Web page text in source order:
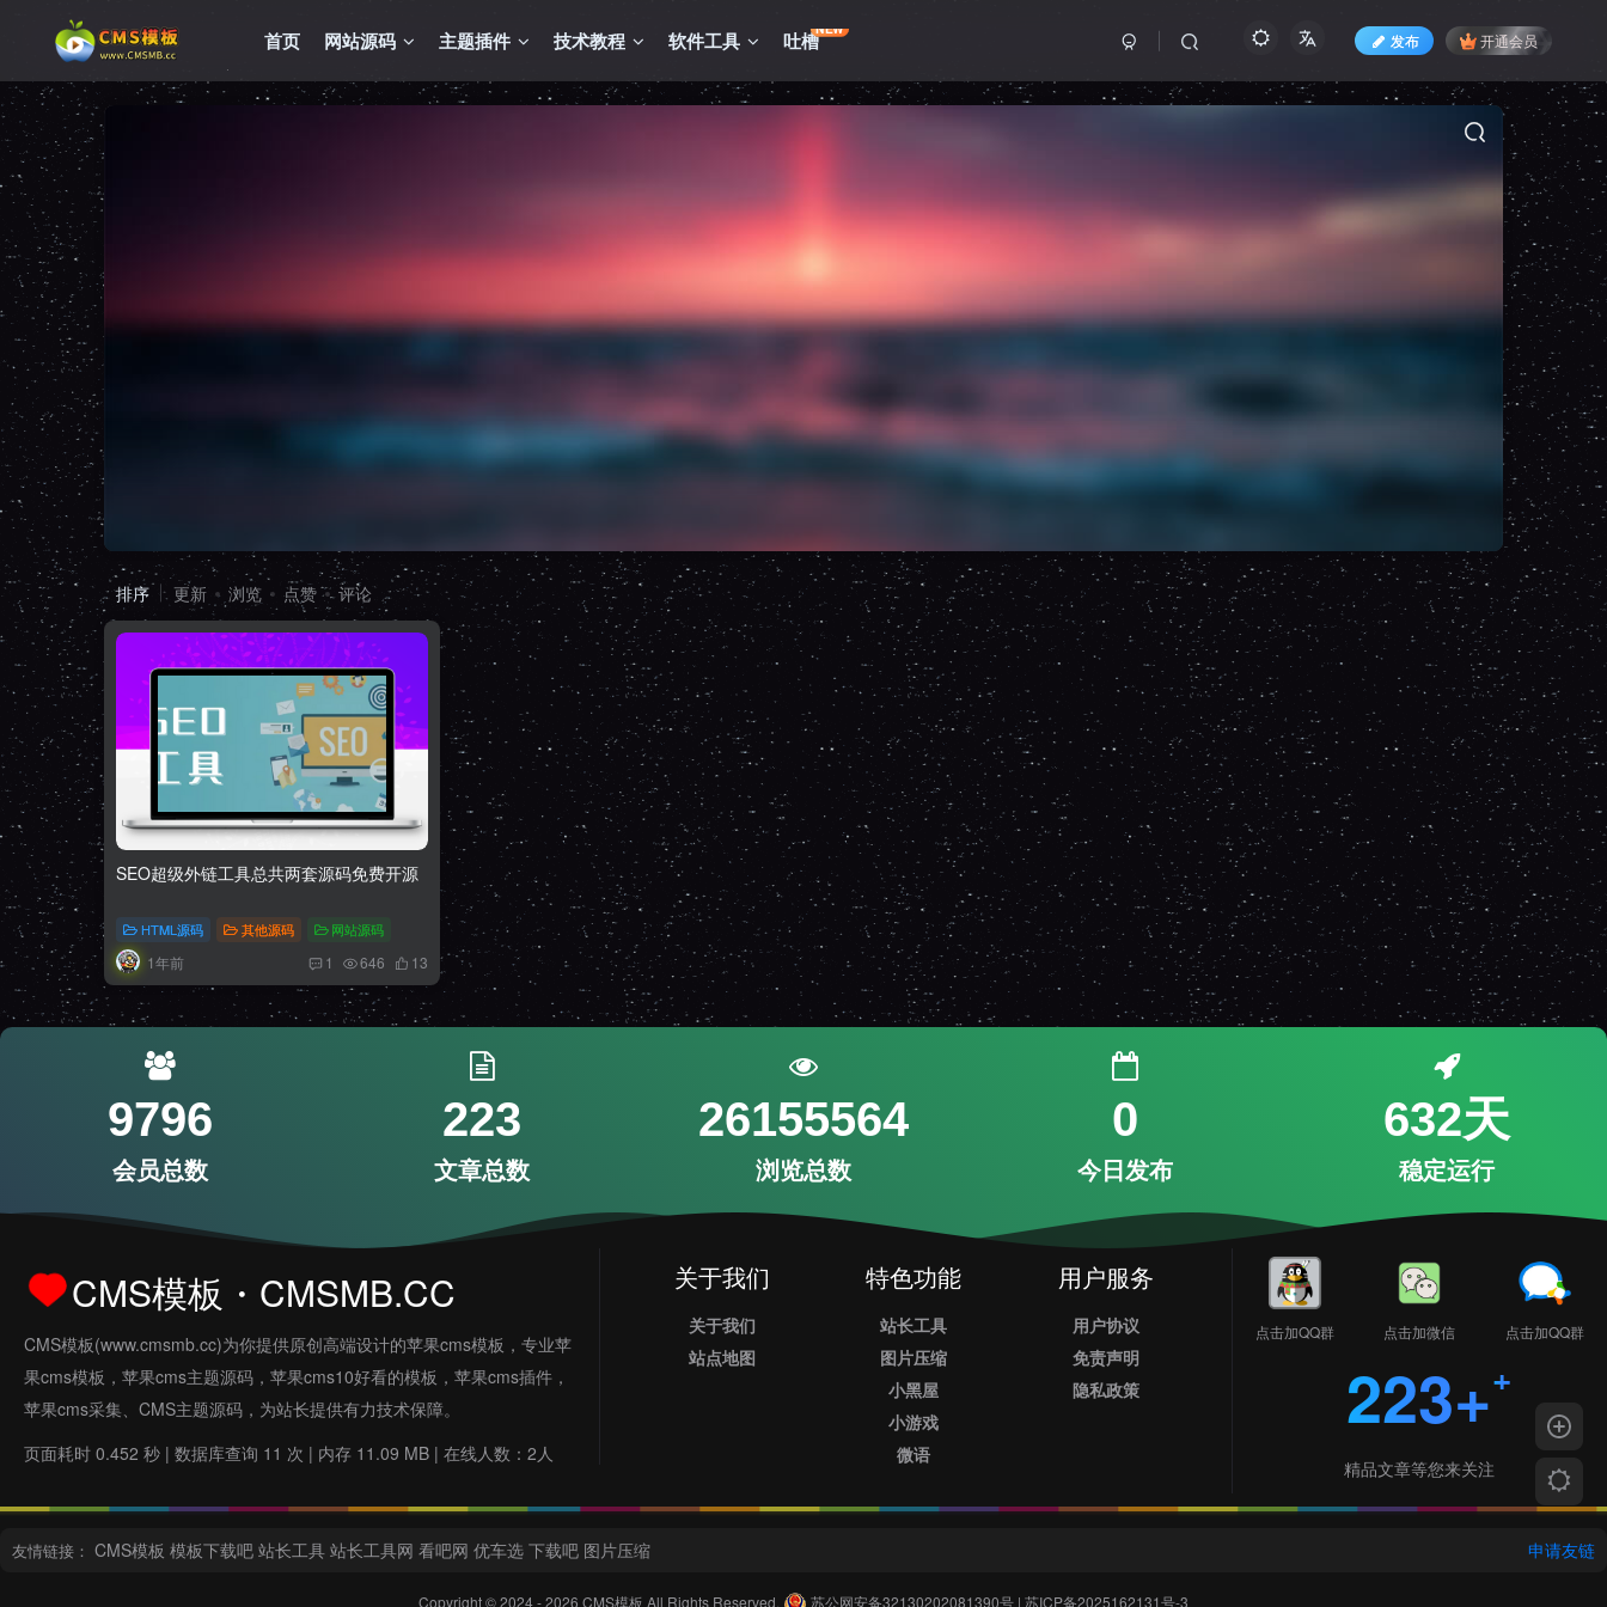
首页 网站源码 主题插件 技术教程 软件工具 吐槽NEW
发布 开通会员
排序 更新 浏览 点赞 评论
SEO超级外链工具总共两套源码免费开源
HTML源码 其他源码 网站源码
1年前 1 646 13
9796
会员总数
223
文章总数
26155564
浏览总数
0
今日发布
632天
稳定运行
CMS模板・CMSMB.CC
CMS模板(www.cmsmb.cc)为你提供原创高端设计的苹果cms模板，专业苹
果cms模板，苹果cms主题源码，苹果cms10好看的模板，苹果cms插件，
苹果cms采集、CMS主题源码，为站长提供有力技术保障。
页面耗时 0.452 秒 | 数据库查询 11 次 | 内存 11.09 MB | 在线人数：2人
关于我们
关于我们
站点地图
特色功能
站长工具
图片压缩
小黑屋
小游戏
微语
用户服务
用户协议
免责声明
隐私政策
点击加QQ群 点击加微信 点击加QQ群
223+
精品文章等您来关注
友情链接： CMS模板 模板下载吧 站长工具 站长工具网 看吧网 优车选 下载吧 图片压缩 申请友链
Copyright © 2024 - 2026 CMS模板 All Rights Reserved. 苏公网安备32130202081390号 | 苏ICP备2025162131号-3